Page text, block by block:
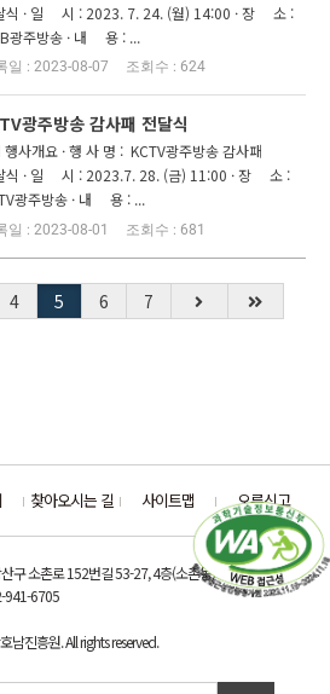
식 · 일 시 : 2023. 7. 24. (월) 14:00 · 장 소 :
광주방송 · 내 용 : ...
2023-08-07 624
광주방송 감사패 전달식
사개요 · 행 사 명 : KCTV광주방송 감사패
식 · 일 시 : 2023.7. 28. (금) 11:00 · 장 소 :
광주방송 · 내 용 : ...
2023-08-01 681
4 5 6 7
찾아오시는 길 사이트맵 오류신고
구 소촌로 152번길 53-27, 4층(소촌동)
941-6705
진흥원. All rights reserved.